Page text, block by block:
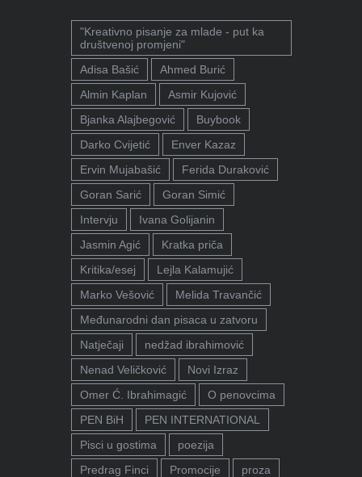
"Kreativno pisanje za mlade - put ka
društvenoj promjeni"
Adisa Bašić
Ahmed Burić
Almin Kaplan
Asmir Kujović
Bjanka Alajbegović
Buybook
Darko Cvijetić
Enver Kazaz
Ervin Mujabašić
Ferida Duraković
Goran Sarić
Goran Simić
Intervju
Ivana Golijanin
Jasmin Agić
Kratka priča
Kritika/esej
Lejla Kalamujić
Marko Vešović
Melida Travančić
Međunarodni dan pisaca u zatvoru
Natječaji
nedžad ibrahimović
Nenad Veličković
Novi Izraz
Omer Ć. Ibrahimagić
O penovcima
PEN BiH
PEN INTERNATIONAL
Pisci u gostima
poezija
Predrag Finci
Promocije
proza